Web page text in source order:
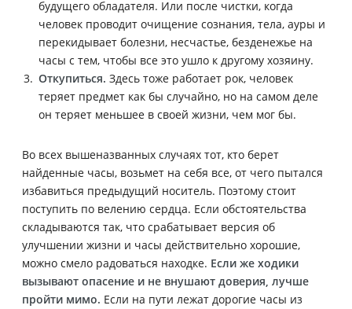
будущего обладателя. Или после чистки, когда
человек проводит очищение сознания, тела, ауры и
перекидывает болезни, несчастье, безденежье на
часы с тем, чтобы все это ушло к другому хозяину.
Откупиться. Здесь тоже работает рок, человек
теряет предмет как бы случайно, но на самом деле
он теряет меньшее в своей жизни, чем мог бы.
Во всех вышеназванных случаях тот, кто берет
найденные часы, возьмет на себя все, от чего пытался
избавиться предыдущий носитель. Поэтому стоит
поступить по велению сердца. Если обстоятельства
складываются так, что срабатывает версия об
улучшении жизни и часы действительно хорошие,
можно смело радоваться находке. Если же ходики
вызывают опасение и не внушают доверия, лучше
пройти мимо. Если на пути лежат дорогие часы из